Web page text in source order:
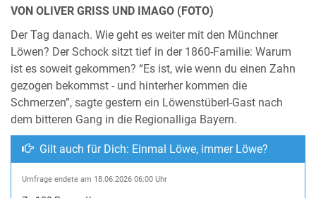
VON OLIVER GRISS UND IMAGO (FOTO)
Der Tag danach. Wie geht es weiter mit den Münchner
Löwen? Der Schock sitzt tief in der 1860-Familie: Warum
ist es soweit gekommen? “Es ist, wie wenn du einen Zahn
gezogen bekommst - und hinterher kommen die
Schmerzen”, sagte gestern ein Löwenstüberl-Gast nach
dem bitteren Gang in die Regionalliga Bayern.
Gilt auch für Dich: Einmal Löwe, immer Löwe?
Umfrage endete am 18.06.2026 06:00 Uhr